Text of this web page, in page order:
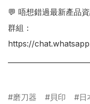
💬 唔想錯過最新產品
群組：
https://
磨刀器 貝印 日